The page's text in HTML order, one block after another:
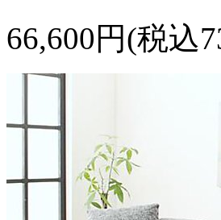
66,600円(税込